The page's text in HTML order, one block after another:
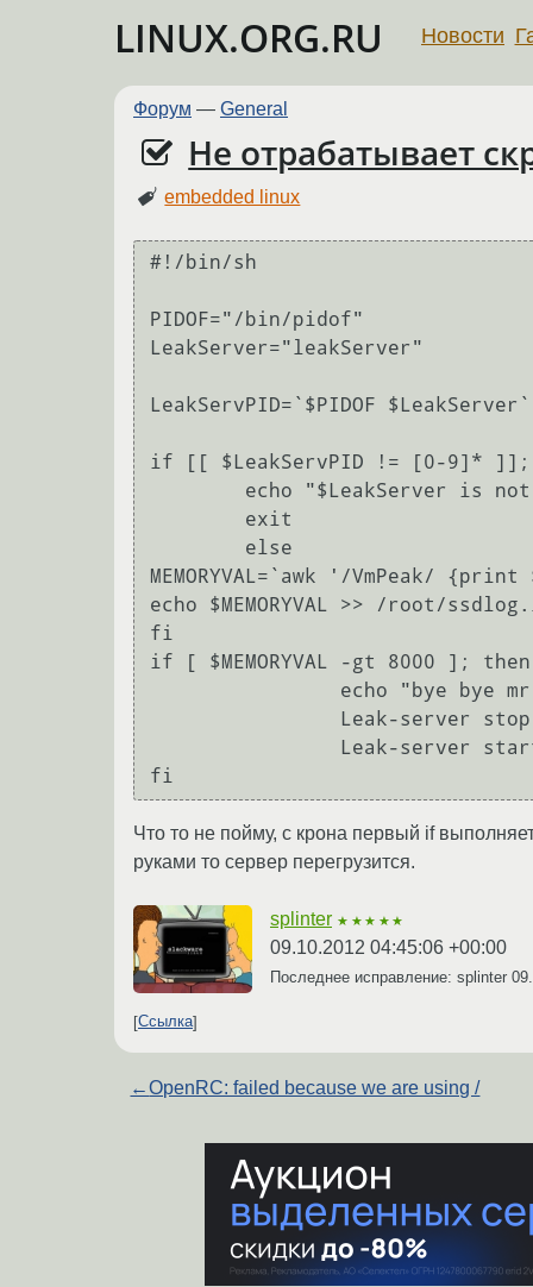
LINUX.ORG.RU Новости
Форум — General
Не отрабатывает
embedded linux
#!/bin/sh
PIDOF="/bin/pidof"
LeakServer="leakServer"
LeakServPID=`$PIDOF $LeakServer`
if [[ $LeakServPID != [0-9]* ]];
MEMORYVAL=`awk '/VmPeak/
echo $MEMORYVAL >> /root/
fi
if [ $MEMORYVAL -gt 8000 ]; then
Что то не пойму, с крона первый if
руками то сервер перегрузится.
splinter ★★★★★
09.10.2012 04:45:06 +00:00
Последнее исправление: splinter
Ссылка
←OpenRC: failed because we are using /